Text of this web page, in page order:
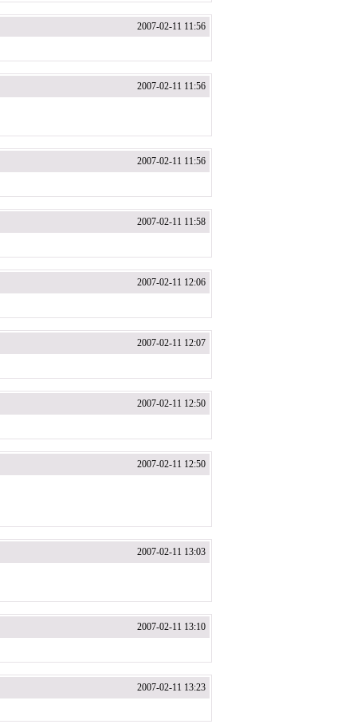
2007-02-11 11:56
2007-02-11 11:56
2007-02-11 11:56
2007-02-11 11:58
2007-02-11 12:06
2007-02-11 12:07
2007-02-11 12:50
2007-02-11 12:50
2007-02-11 13:03
2007-02-11 13:10
2007-02-11 13:23